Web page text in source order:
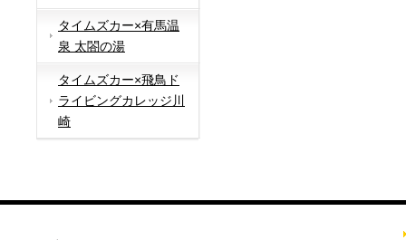
タイムズカー×有馬温
泉 太閤の湯
タイムズカー×飛鳥ド
ライビングカレッジ川
崎